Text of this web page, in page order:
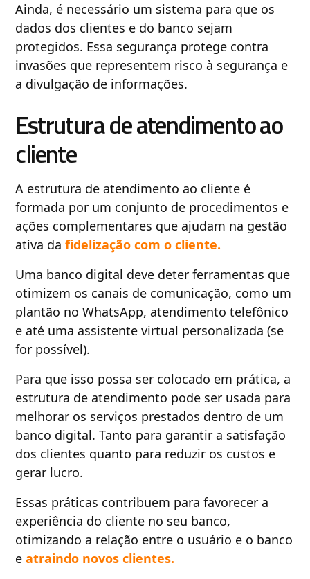
Ainda, é necessário um sistema para que os
dados dos clientes e do banco sejam
protegidos. Essa segurança protege contra
invasões que representem risco à segurança e
a divulgação de informações.
Estrutura de atendimento ao
cliente
A estrutura de atendimento ao cliente é
formada por um conjunto de procedimentos e
ações complementares que ajudam na gestão
ativa dafidelização com o cliente.
Uma banco digital deve deter ferramentas que
otimizem os canais de comunicação, como um
plantão no WhatsApp, atendimento telefônico
e até uma assistente virtual personalizada (se
for possível).
Para que isso possa ser colocado em prática, a
estrutura de atendimento pode ser usada para
melhorar os serviços prestados dentro de um
banco digital. Tanto para garantir a satisfação
dos clientes quanto para reduzir os custos e
gerar lucro.
Essas práticas contribuem para favorecer a
experiência do cliente no seu banco,
otimizando a relação entre o usuário e o banco
e atraindo novos clientes.